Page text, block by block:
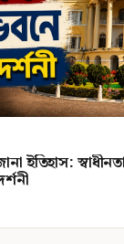
ইতিহাস: